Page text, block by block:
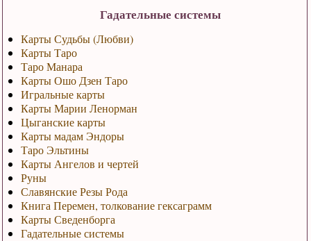
Гадательные системы
Карты Судьбы (Любви)
Карты Таро
Таро Манара
Карты Ошо Дзен Таро
Игральные карты
Карты Марии Ленорман
Цыганские карты
Карты мадам Эндоры
Таро Эльтины
Карты Ангелов и чертей
Руны
Славянские Резы Рода
Книга Перемен, толкование гексаграмм
Карты Сведенборга
Гадательные системы